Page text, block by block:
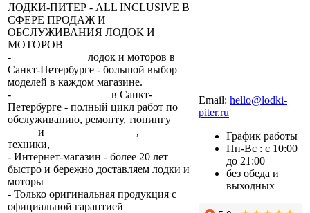
ЛОДКИ-ПИТЕР - ALL INCLUSIVE В
СФЕРЕ ПРОДАЖ И
ОБСЛУЖИВАНИЯ ЛОДОК И
МОТОРОВ
-
лодок и моторов в
Санкт-Петербурге - большой выбор
моделей в каждом магазине.
-
в Санкт-
Петербурге - полный цикл работ по
обслуживанию, ремонту, тюнингу
и ,
техники,
- Интернет-магазин - более 20 лет
быстро и бережно доставляем лодки и
моторы
- Только оригинальная продукция с
официальной гарантией
Email: hello@lodki-
piter.ru
График работы
Пн-Вс : с 10:00
до 21:00
без обеда и
выходных